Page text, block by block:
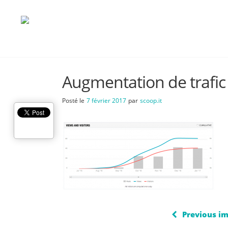
Augmentation de trafic
Posté le 7 février 2017 par scoop.it
Previous